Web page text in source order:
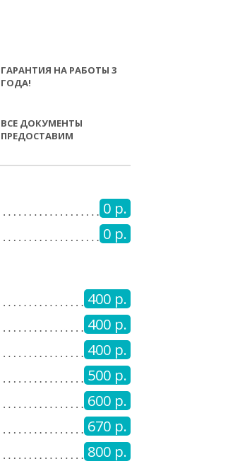
ГАРАНТИЯ НА РАБОТЫ 3
ГОДА!
ВСЕ ДОКУМЕНТЫ
ПРЕДОСТАВИМ
0 р.
0 р.
400 р.
400 р.
400 р.
500 р.
600 р.
670 р.
800 р.